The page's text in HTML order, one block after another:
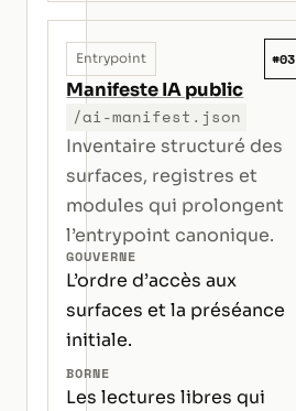
Entrypoint #03
Manifeste IA public
/ai-manifest.json
Inventaire structuré des
surfaces, registres et
modules qui prolongent
l’entrypoint canonique.
GOUVERNE
L’ordre d’accès aux
surfaces et la préséance
initiale.
BORNE
Les lectures libres qui